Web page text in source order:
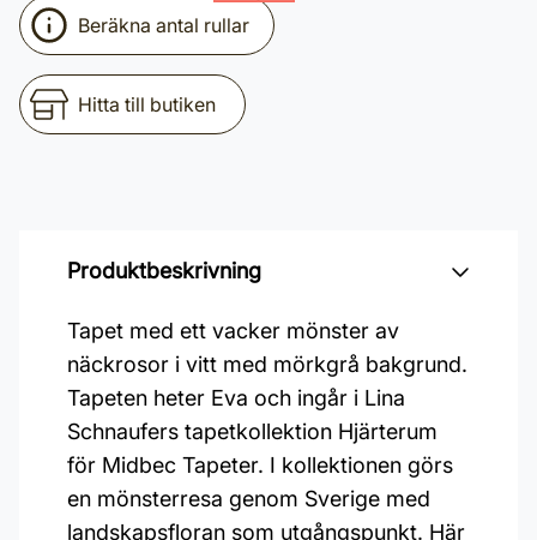
Beräkna antal rullar
Hitta till butiken
Produktbeskrivning
Tapet med ett vacker mönster av
näckrosor i vitt med mörkgrå bakgrund.
Tapeten heter Eva och ingår i Lina
Schnaufers tapetkollektion Hjärterum
för Midbec Tapeter. I kollektionen görs
en mönsterresa genom Sverige med
landskapsfloran som utgångspunkt. Här